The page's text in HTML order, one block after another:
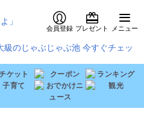
会員登録 プレゼント メニュー